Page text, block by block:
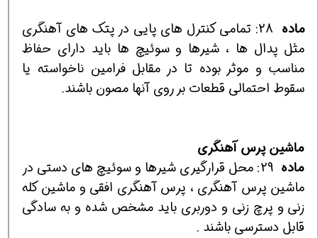
ماده
28: تمامي كنترل هاي پايي در پتك هاي آهنگري
مثل پدال ها ، شيرها و سوئيچ ها بايد داراي حفاظ
مناسب و موثر بوده تا در مقابل فرامين ناخواسته يا
سقوط احتمالي قطعات بر روي آنها مصون باشند.
ماشين پرسآهنگري
ماده
29: محل قرارگيري شيرها و سوئيچ هاي دستي در
ماشين پرس آهنگري ، پرس آهنگري افقي و ماشين كله
زني و پرچ زني و دوربري بايد مشخص شده و به سادگي
قابل دسترسي باشند .